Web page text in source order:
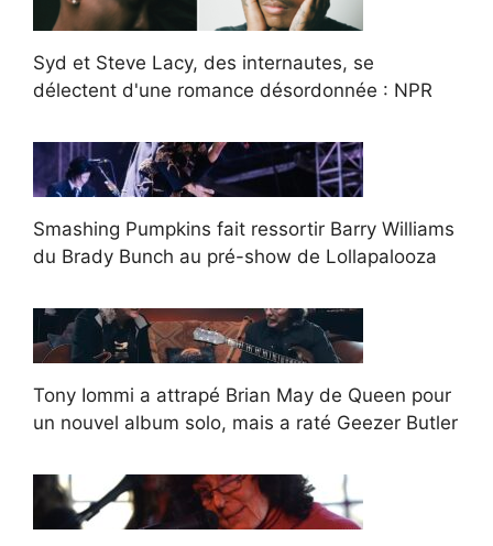
Syd et Steve Lacy, des internautes, se
délectent d'une romance désordonnée : NPR
Smashing Pumpkins fait ressortir Barry Williams
du Brady Bunch au pré-show de Lollapalooza
Tony Iommi a attrapé Brian May de Queen pour
un nouvel album solo, mais a raté Geezer Butler